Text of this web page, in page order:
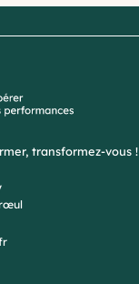
transformez-vous !